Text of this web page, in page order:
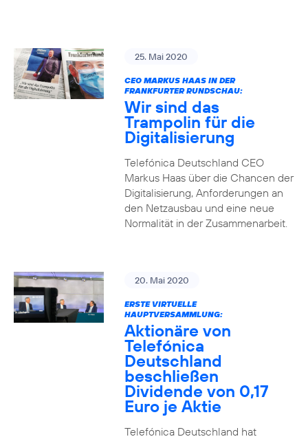
25. Mai 2020
CEO MARKUS HAAS IN DER
FRANKFURTER RUNDSCHAU:
Wir sind das
Trampolin für die
Digitalisierung
Telefónica Deutschland CEO
Markus Haas über die Chancen der
Digitalisierung, Anforderungen an
den Netzausbau und eine neue
Normalität in der Zusammenarbeit.
20. Mai 2020
ERSTE VIRTUELLE
HAUPTVERSAMMLUNG:
Aktionäre von
Telefónica
Deutschland
beschließen
Dividende von 0,17
Euro je Aktie
Telefónica Deutschland hat